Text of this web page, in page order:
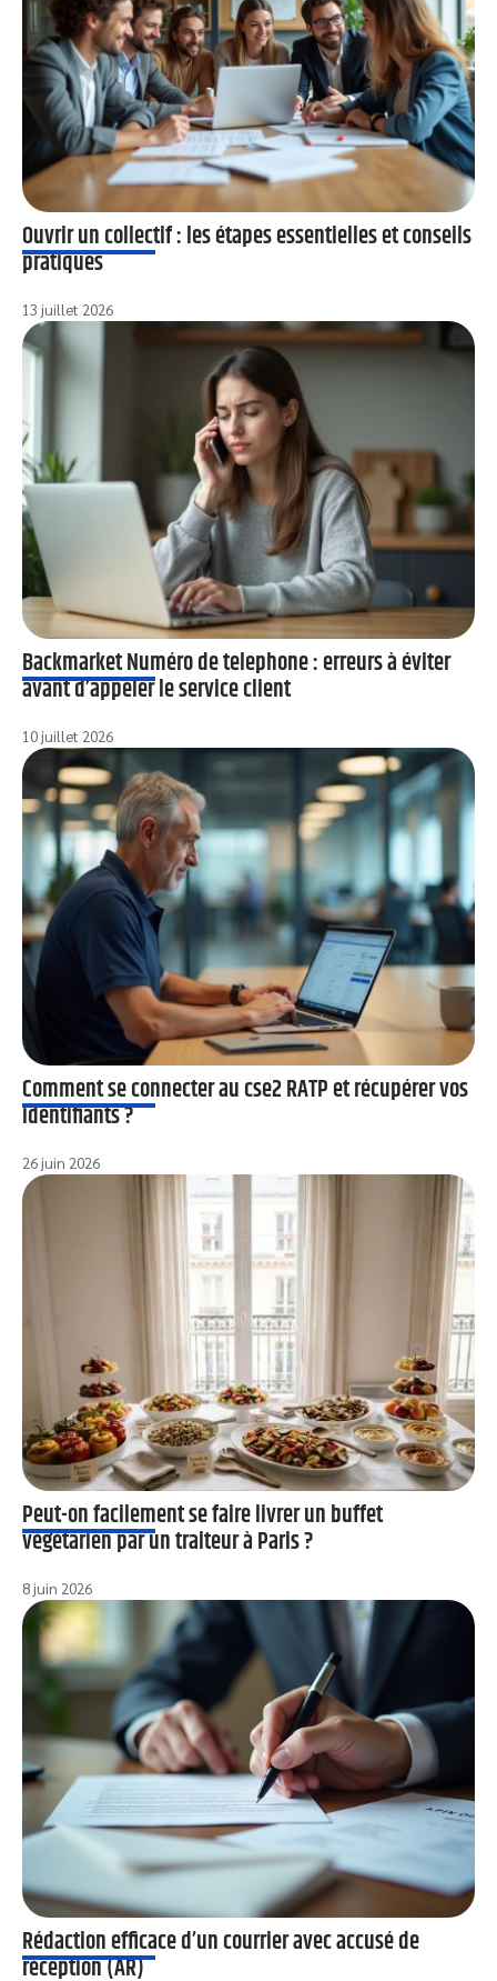
Ouvrir un collectif : les étapes essentielles et conseils
pratiques
13 juillet 2026
Backmarket Numéro de telephone : erreurs à éviter
avant d’appeler le service client
10 juillet 2026
Comment se connecter au cse2 RATP et récupérer vos
identifiants ?
26 juin 2026
Peut-on facilement se faire livrer un buffet
végétarien par un traiteur à Paris ?
8 juin 2026
Rédaction efficace d’un courrier avec accusé de
réception (AR)